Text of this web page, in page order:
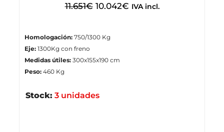
11.651€ 10.042€ IVA incl.
Homologación: 750/1300 Kg
Eje: 1300Kg con freno
Medidas útiles: 300x155x190 cm
Peso: 460 Kg
Stock: 3 unidades